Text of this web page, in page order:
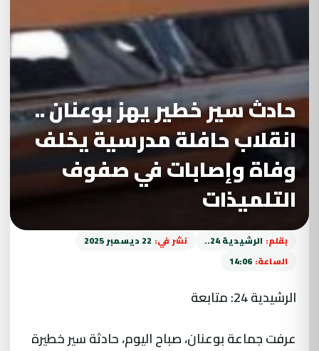
حادث سير خطير يهز بوعنان ..
انقلاب حافلة مدرسية يخلف
وفاة وإصابات في صفوف
التلميذات
بقلم: الرشيدية 24.. نشر في: 22 ديسمبر 2025
الساعة: 14:06
الرشيدية 24: متابعة
عرفت جماعة بوعنان، صباح اليوم، حادثة سير خطيرة